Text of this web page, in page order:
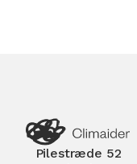
Pilestræde 52